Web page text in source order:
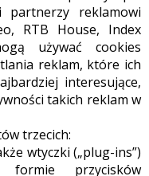
partnerzy reklamowi
RTB House, Index
używać cookies
reklam, które ich
interesujące,
takich reklam w
trzecich:
wtyczki („plug-ins”)
przycisków